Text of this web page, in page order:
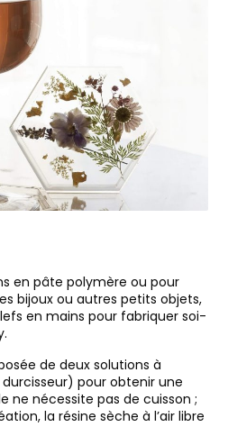
en pâte polymère ou pour
bijoux ou autres petits objets,
en mains pour fabriquer soi-
de deux solutions à
pour obtenir une
ne nécessite pas de cuisson ;
la résine sèche à l’air libre